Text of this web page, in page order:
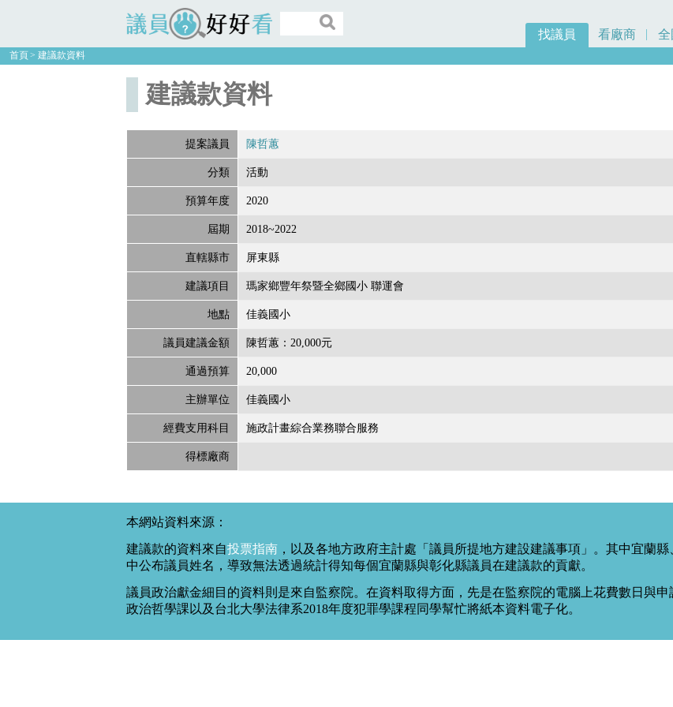
議員好好看
找議員 看廠商 全
首頁 建議款資料
建議款資料
提案議員 陳哲蕙
分類 活動
預算年度 2020
屆期 2018~2022
直轄縣市 屏東縣
建議項目 瑪家鄉豐年祭暨全鄉國小 聯運會
地點 佳義國小
議員建議金額 陳哲蕙：20,000元
通過預算 20,000
主辦單位 佳義國小
經費支用科目 施政計畫綜合業務聯合服務
得標廠商
本網站資料來源：
建議款的資料來自投票指南 ，以及各地方政府主計處「議員所提地方建設建議事項」。其中宜蘭
中公布議員姓名，導致無法透過統計得知每個宜蘭縣與彰化縣議員在建議款的貢獻。
議員政治獻金細目的資料則是來自監察院。在資料取得方面，先是在監察院的電腦上花費數日與
政治哲學課以及台北大學法律系2018年度犯罪學課程同學幫忙將紙本資料電子化。